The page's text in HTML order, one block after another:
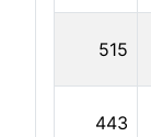
515
443